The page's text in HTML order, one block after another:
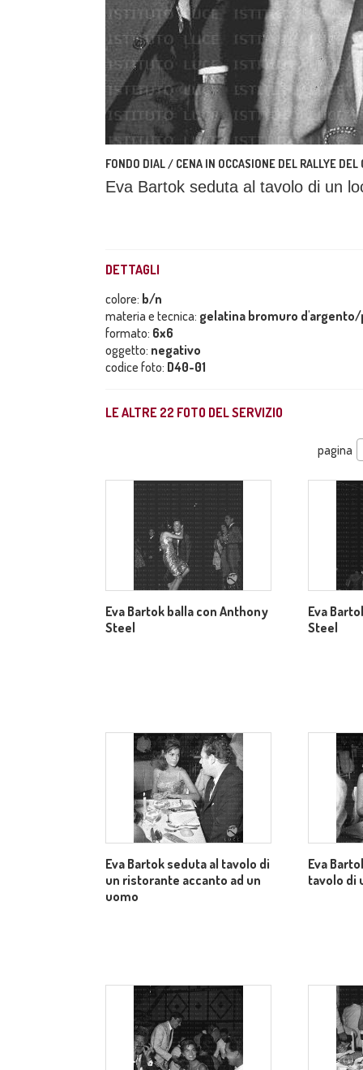
FONDO DIAL / CENA IN OCCASIONE DEL RALLYE DEL
Eva Bartok seduta al tavolo di un
DETTAGLI
colore: b/n
materia e tecnica: gelatina bromuro
formato: 6x6
oggetto: negativo
codice foto: D40-01
LE ALTRE 22 FOTO DEL SERVIZIO
pagina
Eva Bartok balla con Anthony
Steel
Eva
Steel
Eva Bartok seduta al tavolo di
un ristorante accanto ad un
uomo
Eva
tavolo di